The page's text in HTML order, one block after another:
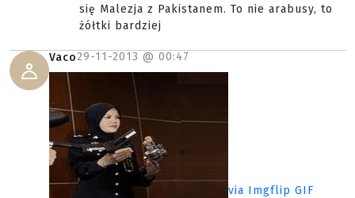
się Malezja z Pakistanem. To nie arabusy, to
żółtki bardziej
Vaco29-11-2013 @ 00:47
via Imgflip GIF